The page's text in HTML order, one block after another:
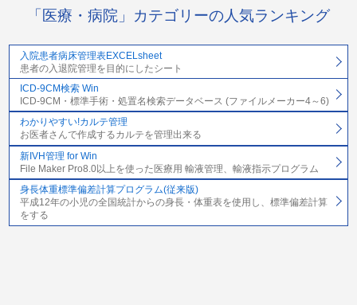
「医療・病院」カテゴリーの人気ランキング
入院患者病床管理表EXCELsheet
患者の入退院管理を目的にしたシート
ICD-9CM検索 Win
ICD-9CM・標準手術・処置名検索データベース (ファイルメーカー4～6)
わかりやすい!カルテ管理
お医者さんで作成するカルテを管理出来る
新IVH管理 for Win
File Maker Pro8.0以上を使った医療用 輸液管理、輸液指示プログラム
身長体重標準偏差計算プログラム(従来版)
平成12年の小児の全国統計からの身長・体重表を使用し、標準偏差計算
をする